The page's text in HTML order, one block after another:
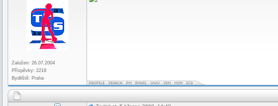
Založen: 26.07.2004
Příspěvky: 2218
Bydliště: Praha